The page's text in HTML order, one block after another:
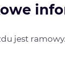
jest